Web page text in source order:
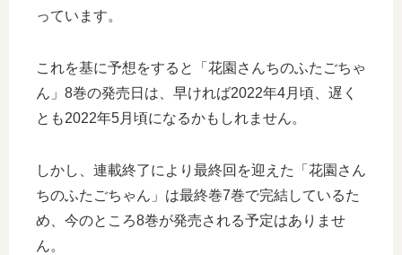
っています。
これを基に予想をすると「花園さんちのふたごちゃ
ん」8巻の発売日は、早ければ2022年4月頃、遅く
とも2022年5月頃になるかもしれません。
しかし、連載終了により最終回を迎えた「花園さん
ちのふたごちゃん」は最終巻7巻で完結しているた
め、今のところ8巻が発売される予定はありませ
ん。